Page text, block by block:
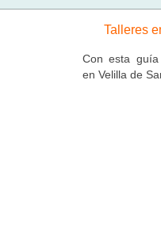
Talleres
Con esta
en Velilla de